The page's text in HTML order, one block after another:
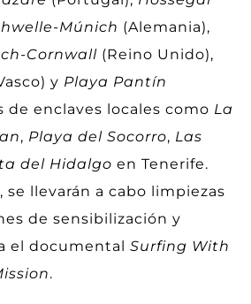
Múnich (Alemania),
Cornwall (Reino Unido),
y Playa Pantín
de enclaves locales como La
, Playa del Socorro, Las
del Hidalgo en Tenerife.
se llevarán a cabo limpiezas
de sensibilización y
el documental Surfing With
.